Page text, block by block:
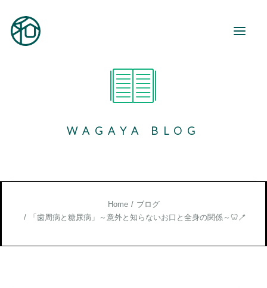
事業所紹介
ブログ
WAGAYA BLOG
Home
ブログ
「歯周病と糖尿病」～意外と知らないお口と全身の関係～🦷🪥